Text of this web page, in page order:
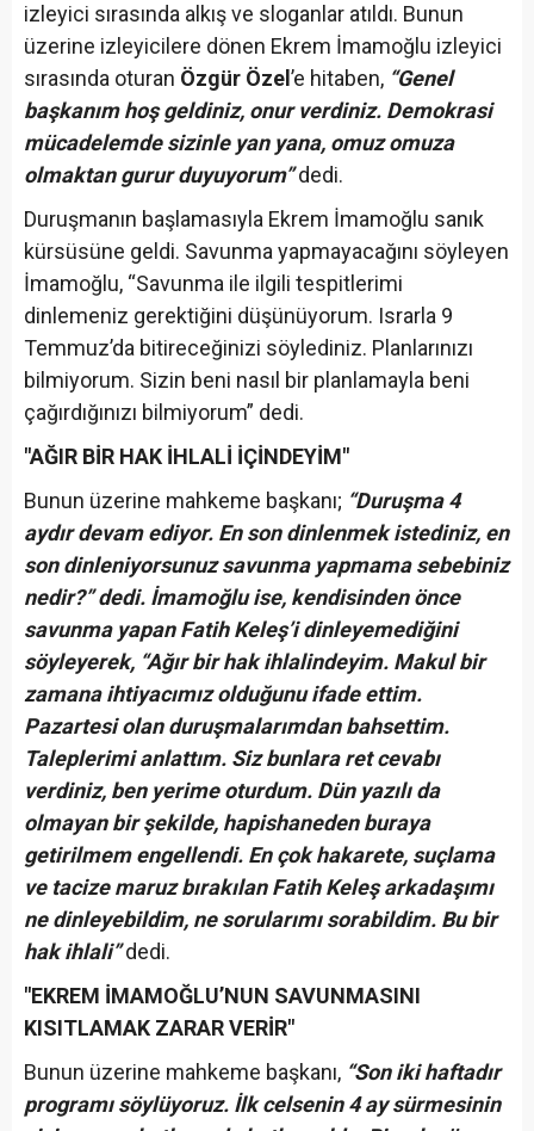
izleyici sırasında alkış ve sloganlar atıldı. Bunun
üzerine izleyicilere dönen Ekrem İmamoğlu izleyici
sırasında oturan Özgür Özel ’e hitaben, “Genel
başkanım hoş geldiniz, onur verdiniz. Demokrasi
mücadelemde sizinle yan yana, omuz omuza
olmaktan gurur duyuyorum”dedi.
Duruşmanın başlamasıyla Ekrem İmamoğlu sanık
kürsüsüne geldi. Savunma yapmayacağını söyleyen
İmamoğlu, “Savunma ile ilgili tespitlerimi
dinlemeniz gerektiğini düşünüyorum. Israrla 9
Temmuz’da bitireceğinizi söylediniz. Planlarınızı
bilmiyorum. Sizin beni nasıl bir planlamayla beni
çağırdığınızı bilmiyorum” dedi.
"AĞIR BİR HAK İHLALİ İÇİNDEYİM"
Bunun üzerine mahkeme başkanı; “Duruşma 4
aydır devam ediyor. En son dinlenmek istediniz, en
son dinleniyorsunuz savunma yapmama sebebiniz
nedir?” dedi. İmamoğlu ise, kendisinden önce
savunma yapan Fatih Keleş’i dinleyemediğini
söyleyerek, “Ağır bir hak ihlalindeyim. Makul bir
zamana ihtiyacımız olduğunu ifade ettim.
Pazartesi olan duruşmalarımdan bahsettim.
Taleplerimi anlattım. Siz bunlara ret cevabı
verdiniz, ben yerime oturdum. Dün yazılı da
olmayan bir şekilde, hapishaneden buraya
getirilmem engellendi. En çok hakarete, suçlama
ve tacize maruz bırakılan Fatih Keleş arkadaşımı
ne dinleyebildim, ne sorularımı sorabildim. Bu bir
hak ihlali”dedi.
"EKREM İMAMOĞLU’NUN SAVUNMASINI
KISITLAMAK ZARAR VERİR"
Bunun üzerine mahkeme başkanı, “Son iki haftadır
programı söylüyoruz. İlk celsenin 4 ay sürmesinin